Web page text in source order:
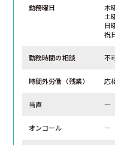
勤務曜日
木
土
日
祝
勤務時間の相談 不
時間外労働（残業） 応
当直 ―
オンコール ―